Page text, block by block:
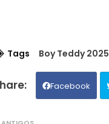
Tags Boy Teddy 2025
Facebook